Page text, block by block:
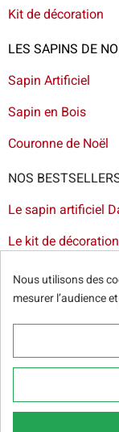
Kit de décoration
LES SAPINS DE
Sapin Artificiel
Sapin en Bois
Couronne de Noël
NOS
Le sapin artificiel
Le kit de
Le sapin artificiel
Le sapin artificiel
Paris-Livraison
Nous utilisons des
mesurer l’audience